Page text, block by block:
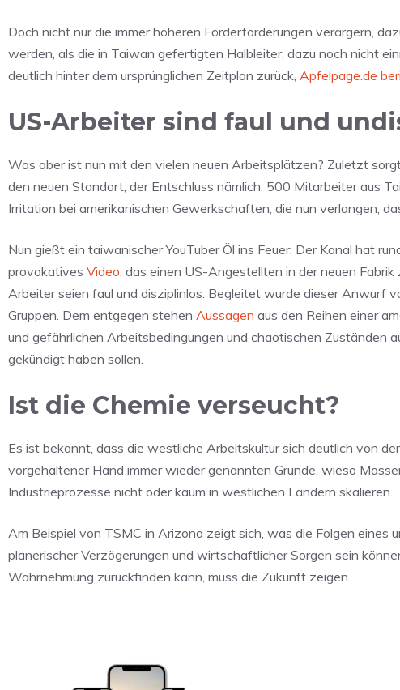
Doch nicht nur die immer höheren Förderforderungen verärgern,
werden, als die in Taiwan gefertigten Halbleiter, dazu noch nicht
deutlich hinter dem ursprünglichen Zeitplan zurück, Apfelpage.de
US-Arbeiter sind faul und
Was aber ist nun mit den vielen neuen Arbeitsplätzen? Zuletzt
den neuen Standort, der Entschluss nämlich, 500 Mitarbeiter aus
Irritation bei amerikanischen Gewerkschaften, die nun verlangen,
Nun gießt ein taiwanischer YouTuber Öl ins Feuer: Der Kanal hat
provokatives Video, das einen US-Angestellten in der neuen
Arbeiter seien faul und disziplinlos. Begleitet wurde dieser Anwurf
Gruppen. Dem entgegen stehen Aussagen aus den Reihen einer
und gefährlichen Arbeitsbedingungen und chaotischen Zuständen
gekündigt haben sollen.
Ist die Chemie verseucht?
Es ist bekannt, dass die westliche Arbeitskultur sich deutlich von
vorgehaltener Hand immer wieder genannten Gründe, wieso
Industrieprozesse nicht oder kaum in westlichen Ländern skalieren.
Am Beispiel von TSMC in Arizona zeigt sich, was die Folgen eines
planerischer Verzögerungen und wirtschaftlicher Sorgen sein
Wahrnehmung zurückfinden kann, muss die Zukunft zeigen.